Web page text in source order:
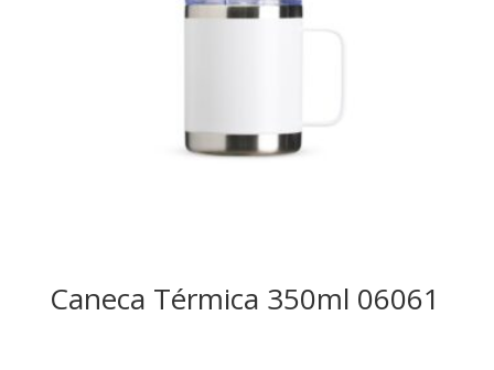
Caneca Térmica 350ml 06061